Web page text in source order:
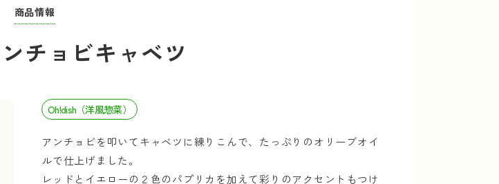
商品情報
チョビキャベツ
Oh!dish（洋風惣菜）
アンチョビを叩いてキャベツに練りこんで、たっぷりのオリーブオイ
ルで仕上げました。
レッドとイエローの２色のパプリカを加えて彩りのアクセントもつけ